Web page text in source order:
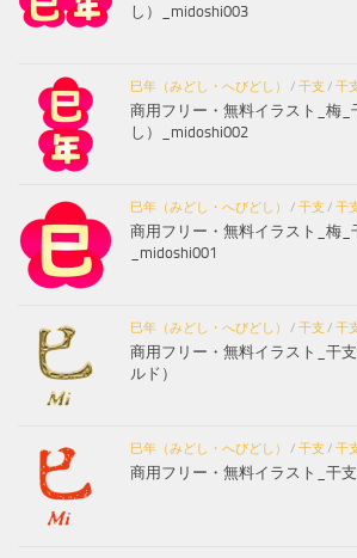
し）_midoshi003
巳年（みどし・へびどし） / 干支 / 干
商用フリー・無料イラスト_梅_
し）_midoshi002
巳年（みどし・へびどし） / 干支 / 干
商用フリー・無料イラスト_梅_
_midoshi001
巳年（みどし・へびどし） / 干支 / 干
商用フリー・無料イラスト_干
ルド）
巳年（みどし・へびどし） / 干支 / 干
商用フリー・無料イラスト_干